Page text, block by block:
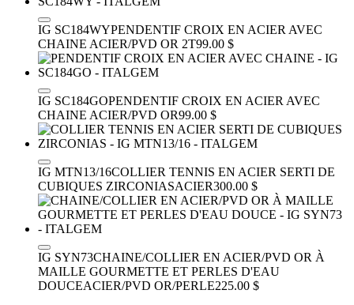
IG SC184WYPENDENTIF CROIX EN ACIER AVEC
CHAINE ACIER/PVD OR 2T99.00 $
IG SC184GOPENDENTIF CROIX EN ACIER AVEC
CHAINE ACIER/PVD OR99.00 $
IG MTN13/16COLLIER TENNIS EN ACIER SERTI DE
CUBIQUES ZIRCONIASACIER300.00 $
IG SYN73CHAINE/COLLIER EN ACIER/PVD OR À
MAILLE GOURMETTE ET PERLES D'EAU
DOUCEACIER/PVD OR/PERLE225.00 $